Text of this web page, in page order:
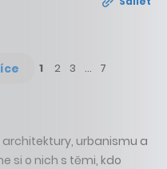
1 2 3 … 7
urbanismu a
si o nich s těmi, kdo